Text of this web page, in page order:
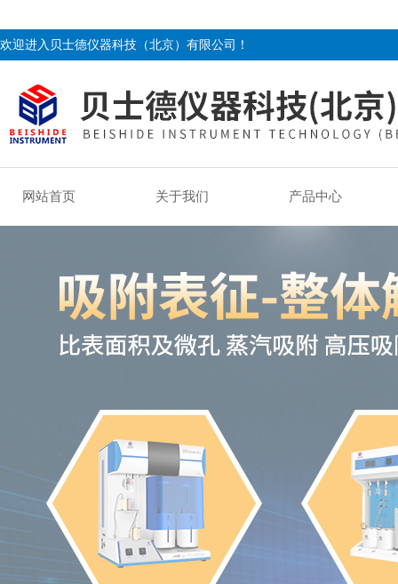
欢迎进入贝士德仪器科技（北京）有限公司！
网站首页 关于我们 产品中心